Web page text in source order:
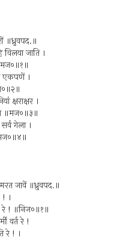
॥ध्रुवपद.॥
विलया जाति ।
एकपणें ।
क्षराक्षर ।
॥मज०॥३॥
गेला ।
जावें ॥ध्रुवपद.॥
! ।
रे ! ॥निज०॥१॥
वर्त रे !
रे ! ।